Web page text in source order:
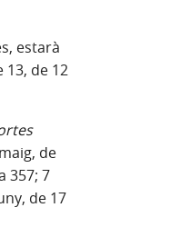
estarà
13, de 12
de
357; 7
de 17